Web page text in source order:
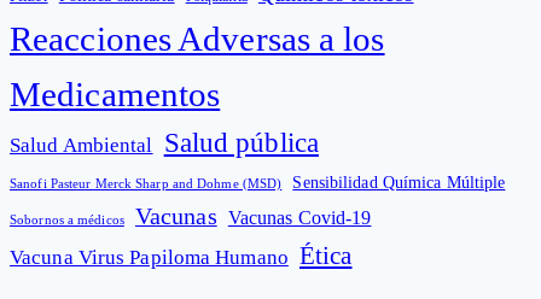
Reacciones Adversas a los
Medicamentos
Salud Ambiental Salud pública
Sanofi Pasteur Merck Sharp and Dohme (MSD) Sensibilidad Química Múltiple
Sobornos a médicos Vacunas Vacunas Covid-19
Vacuna Virus Papiloma Humano Ética